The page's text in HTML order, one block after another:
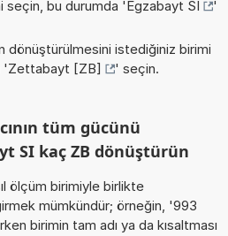
seçin, bu durumda 'Egzabayt SI
'
dönüştürülmesini istediğiniz birimi
'Zettabayt [ZB] ' seçin.
tüm gücünü
SI kaç ZB dönüştürün
ölçüm birimiyle birlikte
mümkündür; örneğin, '993
birimin tam adı ya da kısaltması